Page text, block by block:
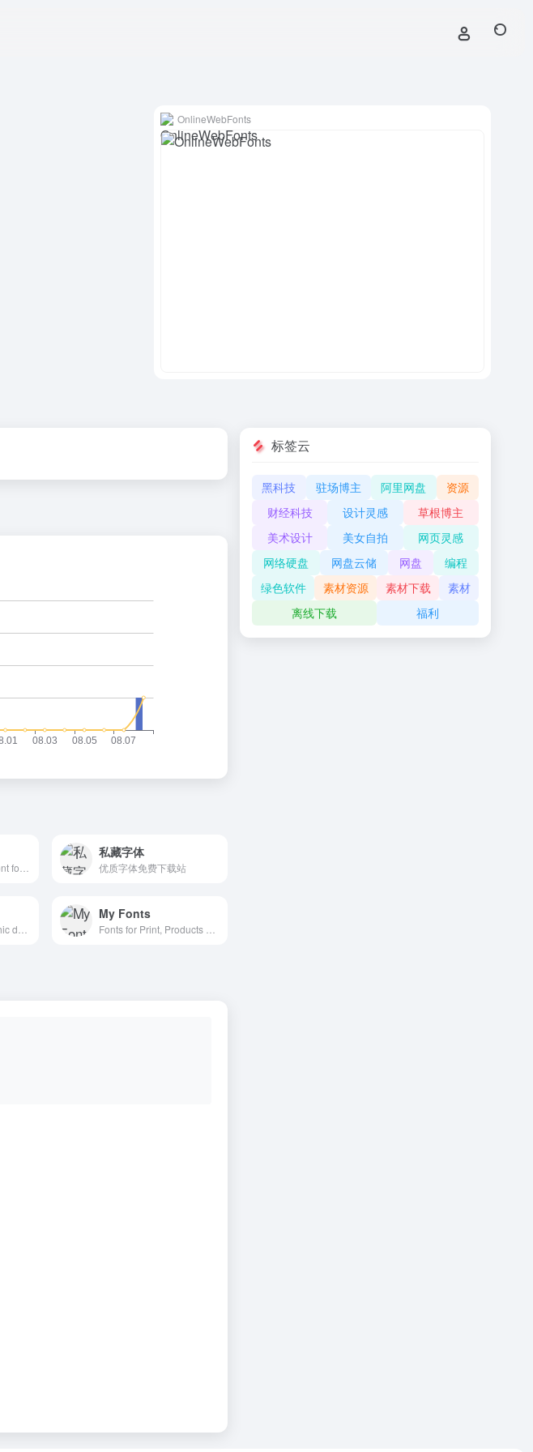
OnlineWebFonts
私藏字体
优质字体免费下载站
My Fonts
标签云
黑科技 驻场博主 阿里网盘
资源
财经科技
设计灵感
草根博主
美术设计
美女自拍
网页灵感
网络硬盘
网盘云储 网盘
编程
绿色软件
素材资源 素材下载
素材
离线下载
福利